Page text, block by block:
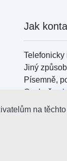
Jak
Telefonicky
Jiný
Písemně,
Osobně, v
na